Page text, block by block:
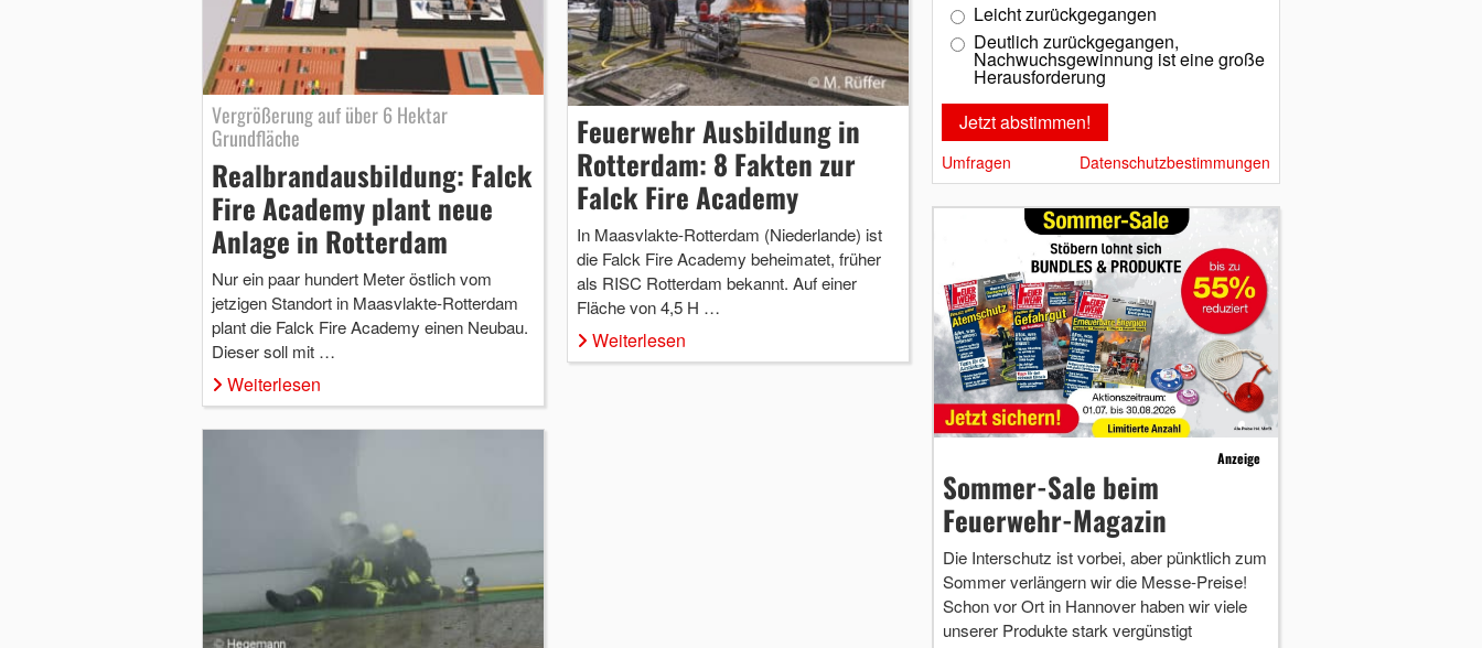
Vergrößerung auf über 6 Hektar
Grundfläche
Realbrandausbildung: Falck
Fire Academy plant neue
Anlage in Rotterdam
Nur ein paar hundert Meter östlich vom
jetzigen Standort in Maasvlakte-Rotterdam
plant die Falck Fire Academy einen Neubau.
Dieser soll mit …
Weiterlesen
Feuerwehr Ausbildung in
Rotterdam: 8 Fakten zur
Falck Fire Academy
In Maasvlakte-Rotterdam (Niederlande) ist
die Falck Fire Academy beheimatet, früher
als RISC Rotterdam bekannt. Auf einer
Fläche von 4,5 H …
Weiterlesen
Leicht zurückgegangen
Deutlich zurückgegangen,
Nachwuchsgewinnung ist eine große
Herausforderung
Umfragen Datenschutzbestimmungen
Anzeige
Sommer-Sale beim
Feuerwehr-Magazin
Die Interschutz ist vorbei, aber pünktlich zum
Sommer verlängern wir die Messe-Preise!
Schon vor Ort in Hannover haben wir viele
unserer Produkte stark vergünstigt